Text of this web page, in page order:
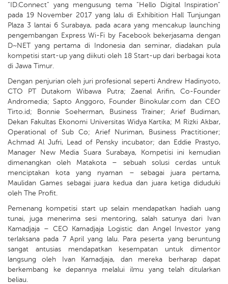
“ID.Connect” yang mengusung tema “Hello Digital Inspiration”
pada 19 November 2017 yang lalu di Exhibition Hall Tunjungan
Plaza 3 lantai 6 Surabaya, pada acara yang mencakup launching
pengembangan Express Wi-Fi by Facebook bekerjasama dengan
D~NET yang pertama di Indonesia dan seminar, diadakan pula
kompetisi start-up yang diikuti oleh 18 Start-up dari berbagai kota
di Jawa Timur.
Dengan penjurian oleh juri profesional seperti Andrew Hadinyoto,
CTO PT Dutakom Wibawa Putra; Zaenal Arifin, Co-Founder
Andromedia; Sapto Anggoro, Founder Binokular.com dan CEO
Tirto.id; Bonnie Soeherman, Business Trainer; Arief Budiman,
Dekan Fakultas Ekonomi Universitas Widya Kartika; M Rizki Akbar,
Operational of Sub Co; Arief Nuriman, Business Practitioner;
Achmad Al Jufri, Lead of Pensky incubator; dan Eddie Prastyo,
Manager New Media Suara Surabaya, Kompetisi ini kemudian
dimenangkan oleh Matakota – sebuah solusi cerdas untuk
menciptakan kota yang nyaman – sebagai juara pertama,
Maulidan Games sebagai juara kedua dan juara ketiga diduduki
oleh The Profit.
Pemenang kompetisi start up selain mendapatkan hadiah uang
tunai, juga menerima sesi mentoring, salah satunya dari Ivan
Kamadjaja – CEO Kamadjaja Logistic dan Angel Investor yang
terlaksana pada 7 April yang lalu. Para peserta yang beruntung
sangat antusias mendapatkan kesempatan untuk dimentor
langsung oleh Ivan Kamadjaja, dan mereka berharap dapat
berkembang ke depannya melalui ilmu yang telah ditularkan
beliau.